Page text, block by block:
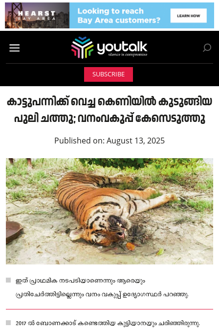
SUBSCRIBE
കാട്ടുപന്നിക്ക് വെച്ച കെണിയിൽ കുടുങ്ങിയ
പുലി ചത്തു; വനംവകുപ്പ് കേസെടുത്തു
Published on: August 13, 2025
ഇത് പ്രാഥമിക നടപടിയാണെന്നും ആരെയും
പ്രതിചേർത്തിട്ടില്ലെന്നും വനം വകുപ്പ് ഉദ്യോഗസ്ഥർ പറഞ്ഞു.
2017 ൽ ബോണക്കാട് കണ്ടെത്തിയ കുട്ടിയാനയും ചരിഞ്ഞിരുന്നു.